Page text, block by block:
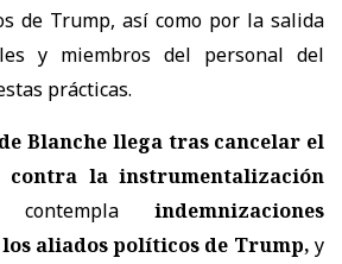
de Trump, así como por la salida
y miembros del personal del
prácticas.
Blanche llega tras cancelar el
contra la instrumentalización
indemnizaciones
aliados políticos de Trump, y